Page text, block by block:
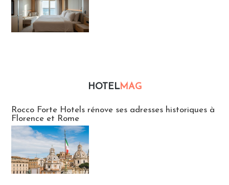
HOTELMAG
Rocco Forte Hotels rénove ses adresses historiques à
Florence et Rome